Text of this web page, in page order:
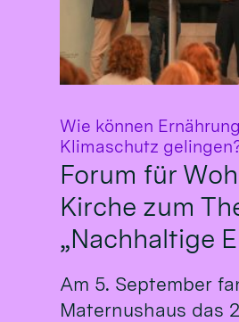
Wie können
Klimaschutz
Forum für
Kirche zum
„Nachhaltige
Am 5. September
Maternushaus das